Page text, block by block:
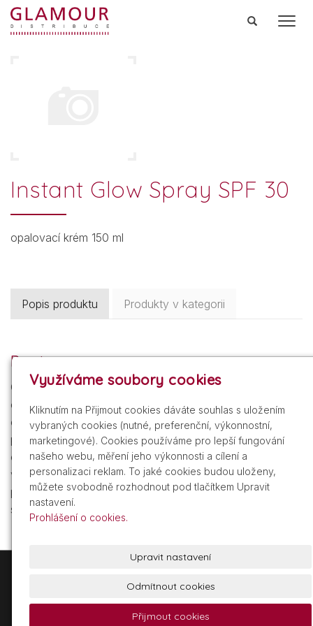
Instant Glow Spray SPF 30
opalovací krém 150 ml
Popis produktu Produkty v kategorii
Popis
Opalovací sprej pro okamžitě zářivou pleť. Přípravek
obsahuje jemné, světlo odrážející částečky, které
okamžitě rozjasní Vaši pleť zlatavým nádechem, který
podtrhne Váš přirozený tón pleti. Sprej poskytuje
okamžitou a efektivní UVA/UVB ochranu. Rychle se
vstřebávající, nemastné a nelepivé složení hydratuje
pokožku. Vodě a potu odolné. Neobsahuje
samoopalovací složky.
+420 605 209 211 info@gdist.cz
© 2026 Glamour Distribuce, a.s. Powered by
Využíváme soubory cookies
Kliknutím na Přijmout cookies dáváte souhlas s uložením
vybraných cookies (nutné, preferenční, výkonnostní,
marketingové). Cookies používáme pro lepší fungování
našeho webu, měření jeho výkonnosti a cílení a
personalizaci reklam. To jaké cookies budou uloženy,
můžete svobodně rozhodnout pod tlačítkem Upravit
nastavení.
Prohlášení o cookies.
Upravit nastavení
Odmítnout cookies
Přijmout cookies